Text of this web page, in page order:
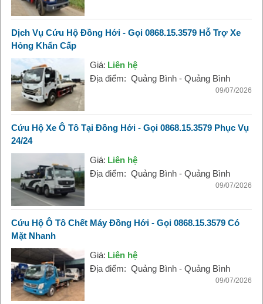
Dịch Vụ Cứu Hộ Đồng Hới - Gọi 0868.15.3579 Hỗ Trợ Xe
Hỏng Khẩn Cấp
Giá: Liên hệ
Địa điểm: Quảng Bình - Quảng Bình
09/07/2026
Cứu Hộ Xe Ô Tô Tại Đồng Hới - Gọi 0868.15.3579 Phục Vụ
24/24
Giá: Liên hệ
Địa điểm: Quảng Bình - Quảng Bình
09/07/2026
Cứu Hộ Ô Tô Chết Máy Đồng Hới - Gọi 0868.15.3579 Có
Mặt Nhanh
Giá: Liên hệ
Địa điểm: Quảng Bình - Quảng Bình
09/07/2026